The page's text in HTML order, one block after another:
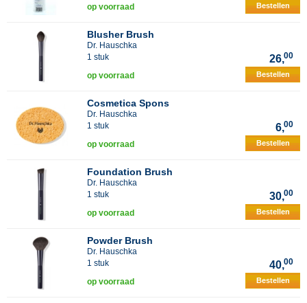
op voorraad Bestellen
Blusher Brush
Dr. Hauschka
1 stuk
26,00
op voorraad Bestellen
Cosmetica Spons
Dr. Hauschka
1 stuk
6,00
op voorraad Bestellen
Foundation Brush
Dr. Hauschka
1 stuk
30,00
op voorraad Bestellen
Powder Brush
Dr. Hauschka
1 stuk
40,00
op voorraad Bestellen